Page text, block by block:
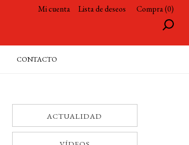
Mi cuenta Lista de deseos Compra (0)
CONTACTO
ACTUALIDAD